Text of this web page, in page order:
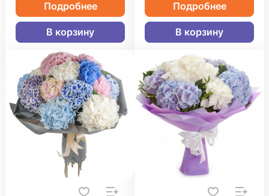
Подробнее
В корзину
Подробнее
В корзину